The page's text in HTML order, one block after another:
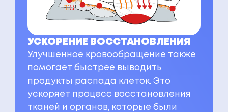
УСКОРЕНИЕ ВОССТАНОВЛЕНИЯ
Улучшенное кровообращение также
помогает быстрее выводить
продукты распада клеток. Это
ускоряет процесс восстановления
тканей и органов, которые были